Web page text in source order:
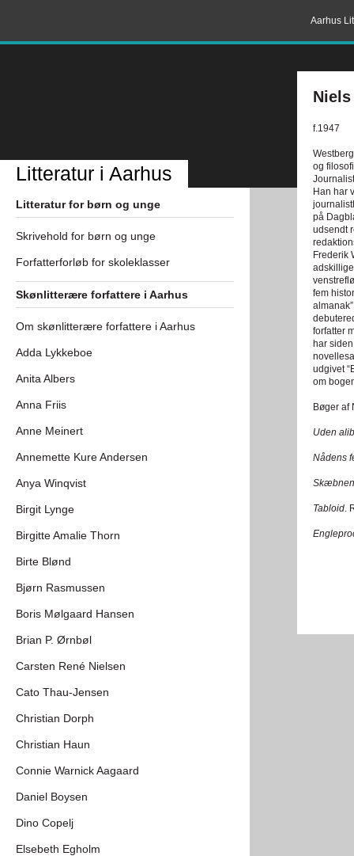
Aarhus
f.1947
og
Han har
på
udsendt
Frederik
fem
forfatter
har
udgivet
om
Bøger af
Uden
Nådens
Tabloid.
Litteratur i Aarhus
Litteratur for børn og unge
Skrivehold for børn og unge
Forfatterforløb for skoleklasser
Skønlitterære forfattere i Aarhus
Om skønlitterære forfattere i Aarhus
Adda Lykkeboe
Anita Albers
Anna Friis
Anne Meinert
Annemette Kure Andersen
Anya Winqvist
Birgit Lynge
Birgitte Amalie Thorn
Birte Blønd
Bjørn Rasmussen
Boris Mølgaard Hansen
Brian P. Ørnbøl
Carsten René Nielsen
Cato Thau-Jensen
Christian Dorph
Christian Haun
Connie Warnick Aagaard
Daniel Boysen
Dino Copelj
Elsebeth Egholm